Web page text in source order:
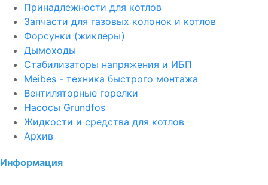
Принадлежности для котлов
Запчасти для газовых колонок и котлов
Форсунки (жиклеры)
Дымоходы
Стабилизаторы напряжения и ИБП
Meibes - техника быстрого монтажа
Вентиляторные горелки
Насосы Grundfos
Жидкости и средства для котлов
Архив
Информация